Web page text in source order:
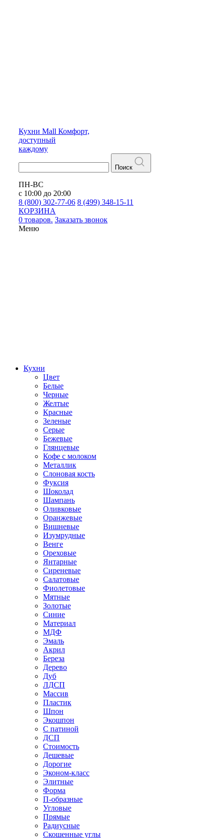
Кухни Mall Комфорт,
доступный
каждому
Поиск
ПН-ВС
с 10:00 до 20:00
8 (800) 302-77-06 8 (499) 348-15-11
КОРЗИНА
0 товаров. Заказать звонок
Меню
Кухни
Цвет
Белые
Черные
Желтые
Красные
Зеленые
Серые
Бежевые
Глянцевые
Кофе с молоком
Металлик
Слоновая кость
Фуксия
Шоколад
Шампань
Оливковые
Оранжевые
Вишневые
Изумрудные
Венге
Ореховые
Янтарные
Сиреневые
Салатовые
Фиолетовые
Мятные
Золотые
Синие
Материал
МДФ
Эмаль
Акрил
Береза
Дерево
Дуб
ЛДСП
Массив
Пластик
Шпон
Экошпон
С патиной
ДСП
Стоимость
Дешевые
Дорогие
Эконом-класс
Элитные
Форма
П-образные
Угловые
Прямые
Радиусные
Скошенные углы